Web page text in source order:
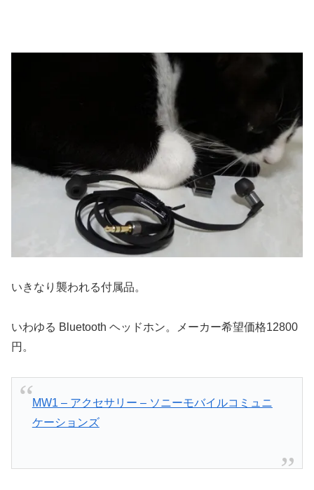
いきなり襲われる付属品。
いわゆる Bluetooth ヘッドホン。メーカー希望価格12800
円。
MW1 – アクセサリー – ソニーモバイルコミュニ
ケーションズ